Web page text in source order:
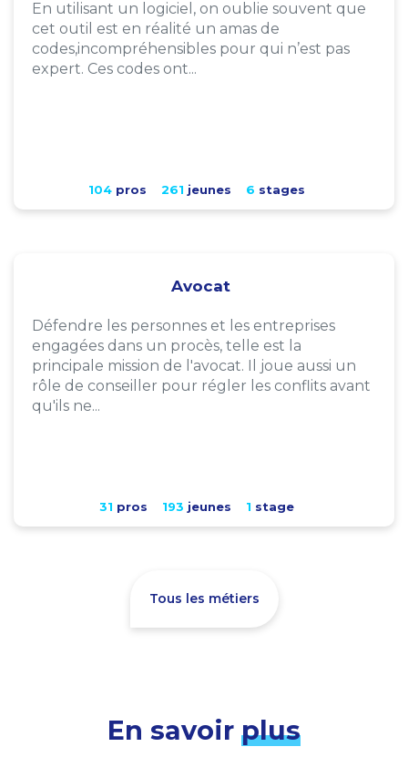
En utilisant un logiciel, on oublie souvent que
cet outil est en réalité un amas de
codes,incompréhensibles pour qui n’est pas
expert. Ces codes ont...
104 pros 261 jeunes 6 stages
Avocat
Défendre les personnes et les entreprises
engagées dans un procès, telle est la
principale mission de l'avocat. Il joue aussi un
rôle de conseiller pour régler les conflits avant
qu'ils ne...
31 pros 193 jeunes 1 stage
Tous les métiers
En savoir plus